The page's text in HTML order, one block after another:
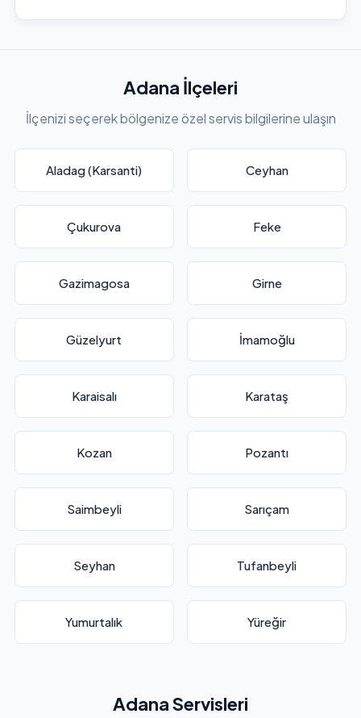
Adana İlçeleri
İlçenizi seçerek bölgenize özel servis bilgilerine ulaşın
Aladag (Karsanti) Ceyhan
Çukurova Feke
Gazimagosa Girne
Güzelyurt İmamoğlu
Karaisalı Karataş
Kozan Pozantı
Saimbeyli Sarıçam
Seyhan Tufanbeyli
Yumurtalık Yüreğir
Adana Servisleri